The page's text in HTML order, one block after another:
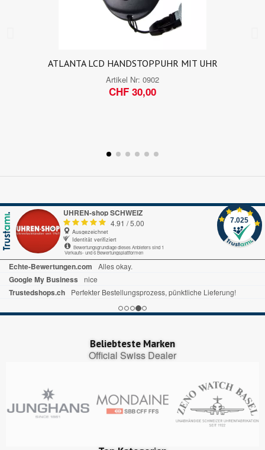
ATLANTA LCD HANDSTOPPUHR MIT UHR
Artikel Nr: 0902
CHF 30,00
UHREN-shop SCHWEIZ
4.91 /5.00
Ausgezeichnet
Identität verifiziert
Bewertungsgrundlage dieses Anbieters sind 1
Verkaufs- und 6 Bewertungsplattformen
7.025
Echte-Bewertungen.com Alles okay.
Google My Business nice
Trustedshops.ch Perfekter Bestellungsprozess, pünktliche Lieferung!
Beliebteste Marken
Official Swiss Dealer